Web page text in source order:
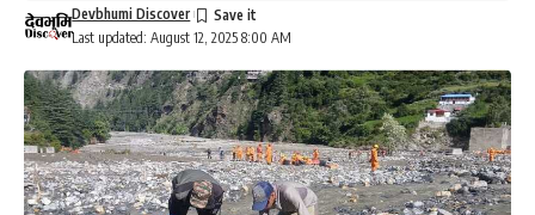
Last updated: August 12, 2025 8:00 AM
Devbhumi Discover